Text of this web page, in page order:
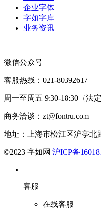
企业字体
字如字库
业务资讯
微信公众号
客服热线：021-80392617
周一至周五 9:30-18:30（法
商务洽谈：zt@fontru.com
地址：上海市松江区沪亭北
©️2023 字如网 沪ICP备
客服
在线客服